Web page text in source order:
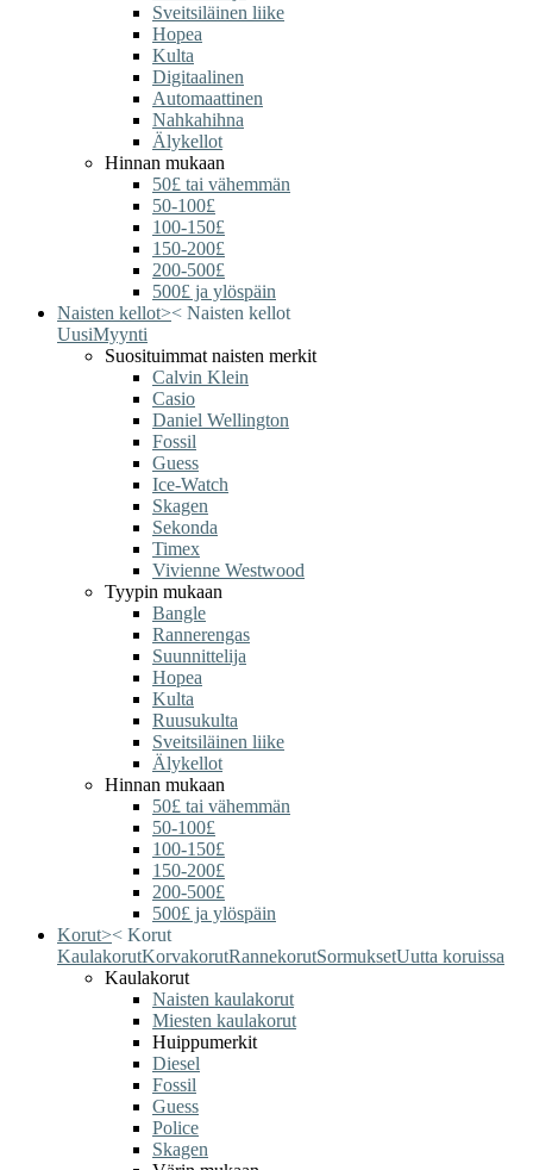
Sveitsiläinen liike
Hopea
Kulta
Digitaalinen
Automaattinen
Nahkahihna
Älykellot
Hinnan mukaan
50£ tai vähemmän
50-100£
100-150£
150-200£
200-500£
500£ ja ylöspäin
Naisten kellot>< Naisten kellot
UusiMyynti
Suosituimmat naisten merkit
Calvin Klein
Casio
Daniel Wellington
Fossil
Guess
Ice-Watch
Skagen
Sekonda
Timex
Vivienne Westwood
Tyypin mukaan
Bangle
Rannerengas
Suunnittelija
Hopea
Kulta
Ruusukulta
Sveitsiläinen liike
Älykellot
Hinnan mukaan
50£ tai vähemmän
50-100£
100-150£
150-200£
200-500£
500£ ja ylöspäin
Korut>< Korut
KaulakorutKorvakorutRannekorutSormuksetUutta koruissa
Kaulakorut
Naisten kaulakorut
Miesten kaulakorut
Huippumerkit
Diesel
Fossil
Guess
Police
Skagen